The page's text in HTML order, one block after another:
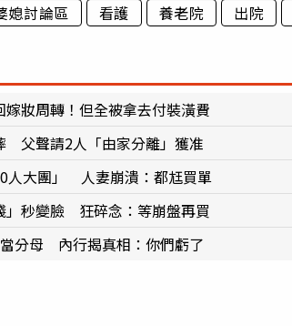
媳討論區 看護 養老院 出院
妝周轉！但全被拿去付裝潢費
父聲請2人「由家分離」獲准
人大團」 人妻崩潰：都尪買單
」秒變臉 狂碎念：等崩盤再買
分母 內行揭真相：你們虧了